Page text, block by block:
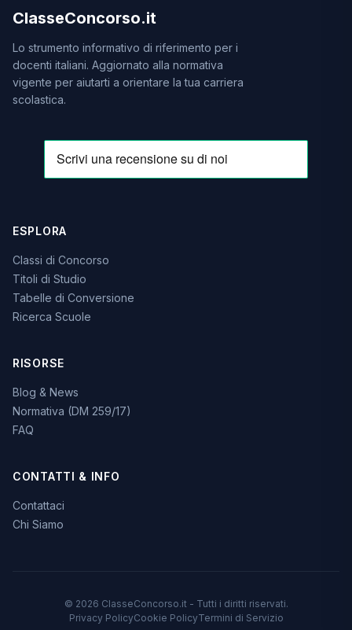
ClasseConcorso.it
Lo strumento informativo di riferimento per i
docenti italiani. Aggiornato alla normativa
vigente per aiutarti a orientare la tua carriera
scolastica.
ESPLORA
Classi di Concorso
Titoli di Studio
Tabelle di Conversione
Ricerca Scuole
RISORSE
Blog & News
Normativa (DM 259/17)
FAQ
CONTATTI & INFO
Contattaci
Chi Siamo
© 2026 ClasseConcorso.it - Tutti i diritti riservati.
Privacy PolicyCookie PolicyTermini di Servizio